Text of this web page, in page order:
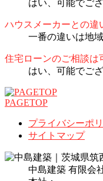
はい、可能でご
ハウスメーカーとの違
一番の違いは地
住宅ローンのご相談は
はい、可能でご
PAGETOP
プライバシーポ
サイトマップ
中島建築 有限会